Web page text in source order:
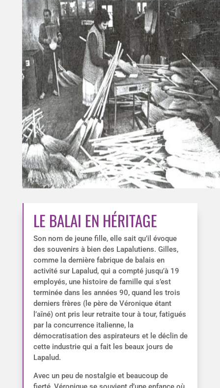
LE BALAI EN HÉRITAGE
Son nom de jeune fille, elle sait qu’il évoque
des souvenirs à bien des Lapalutiens. Gilles,
comme la dernière fabrique de balais en
activité sur Lapalud, qui a compté jusqu’à 19
employés, une histoire de famille qui s’est
terminée dans les années 90, quand les trois
derniers frères (le père de Véronique étant
l’aîné) ont pris leur retraite tour à tour, fatigués
par la concurrence italienne, la
démocratisation des aspirateurs et le déclin de
cette industrie qui a fait les beaux jours de
Lapalud.
Avec un peu de nostalgie et beaucoup de